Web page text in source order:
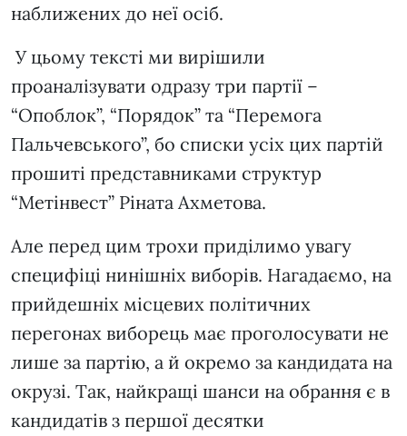
наближених до неї осіб.
У цьому тексті ми вирішили
проаналізувати одразу три партії –
“Опоблок”, “Порядок” та “Перемога
Пальчевського”, бо списки усіх цих партій
прошиті представниками структур
“Метінвест” Ріната Ахметова.
Але перед цим трохи приділимо увагу
специфіці нинішніх виборів. Нагадаємо, на
прийдешніх місцевих політичних
перегонах виборець має проголосувати не
лише за партію, а й окремо за кандидата на
окрузі. Так, найкращі шанси на обрання є в
кандидатів з першої десятки